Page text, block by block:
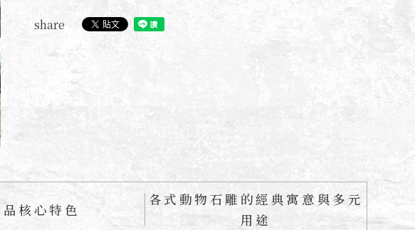
share
核心特色
各式動物石雕的經典寓意與多元
用途